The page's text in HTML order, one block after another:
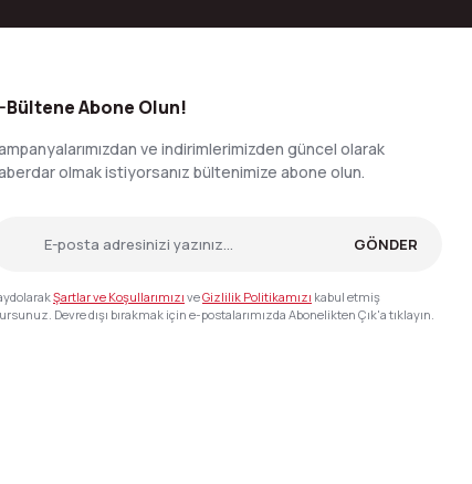
Bültene Abone Olun!
ve indirimlerimizden güncel olarak
olmak istiyorsanız bültenimize abone olun.
GÖNDER
Şartlar ve Koşullarımızı veGizlilik Politikamızı kabul etmiş
Devre dışı bırakmak için e-postalarımızda Abonelikten Çık'a tıklayın.